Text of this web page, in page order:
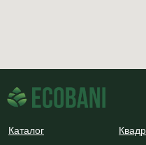
Каталог